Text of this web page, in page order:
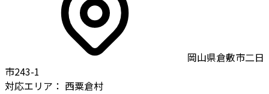
岡山県倉敷市二日
市243-1
対応エリア： 西粟倉村